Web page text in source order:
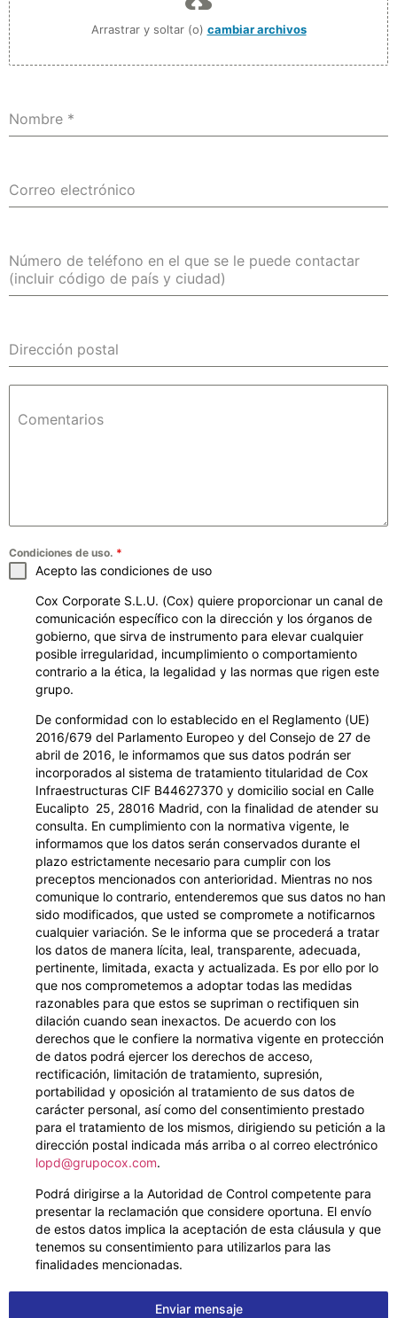
Arrastrar y soltar (o) cambiar archivos
Nombre *
Correo electrónico
Número de teléfono en el que se le puede contactar
(incluir código de país y ciudad)
Dirección postal
Comentarios
Condiciones de uso. *
Acepto las condiciones de uso
Cox Corporate S.L.U. (Cox) quiere proporcionar un canal de
comunicación específico con la dirección y los órganos de
gobierno, que sirva de instrumento para elevar cualquier
posible irregularidad, incumplimiento o comportamiento
contrario a la ética, la legalidad y las normas que rigen este
grupo.
De conformidad con lo establecido en el Reglamento (UE)
2016/679 del Parlamento Europeo y del Consejo de 27 de
abril de 2016, le informamos que sus datos podrán ser
incorporados al sistema de tratamiento titularidad de Cox
Infraestructuras CIF B44627370 y domicilio social en Calle
Eucalipto 25, 28016 Madrid, con la finalidad de atender su
consulta. En cumplimiento con la normativa vigente, le
informamos que los datos serán conservados durante el
plazo estrictamente necesario para cumplir con los
preceptos mencionados con anterioridad. Mientras no nos
comunique lo contrario, entenderemos que sus datos no han
sido modificados, que usted se compromete a notificarnos
cualquier variación. Se le informa que se procederá a tratar
los datos de manera lícita, leal, transparente, adecuada,
pertinente, limitada, exacta y actualizada. Es por ello por lo
que nos comprometemos a adoptar todas las medidas
razonables para que estos se supriman o rectifiquen sin
dilación cuando sean inexactos. De acuerdo con los
derechos que le confiere la normativa vigente en protección
de datos podrá ejercer los derechos de acceso,
rectificación, limitación de tratamiento, supresión,
portabilidad y oposición al tratamiento de sus datos de
carácter personal, así como del consentimiento prestado
para el tratamiento de los mismos, dirigiendo su petición a la
dirección postal indicada más arriba o al correo electrónico
lopd@grupocox.com.
Podrá dirigirse a la Autoridad de Control competente para
presentar la reclamación que considere oportuna. El envío
de estos datos implica la aceptación de esta cláusula y que
tenemos su consentimiento para utilizarlos para las
finalidades mencionadas.
Enviar mensaje